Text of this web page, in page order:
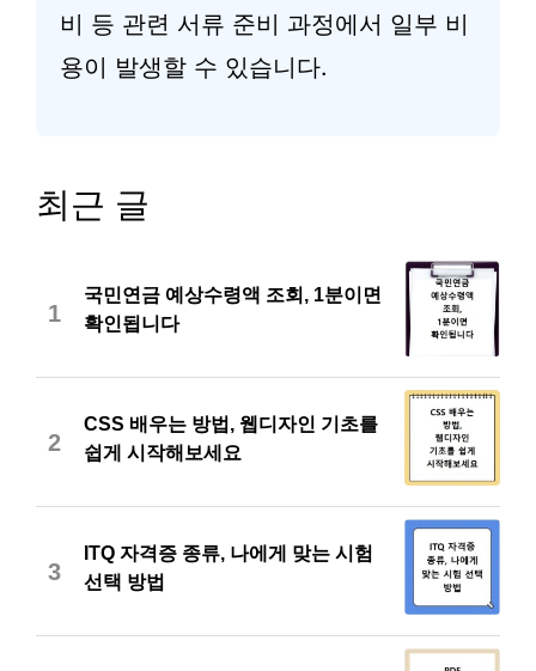
비 등 관련 서류 준비 과정에서 일부 비
용이 발생할 수 있습니다.
최근 글
1
국민연금 예상수령액 조회, 1분이면
확인됩니다
2
CSS 배우는 방법, 웹디자인 기초를
쉽게 시작해보세요
3
ITQ 자격증 종류, 나에게 맞는 시험
선택 방법